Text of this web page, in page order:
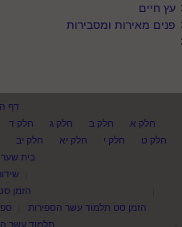
עץ חיים
פנים מאירות ומסבירות
דף
חלק א
חלק ב חלק ג חלק ד
חלק ט
חלק י חלק יא חלק יב
בית שער
הזמן
הזמן סט תלמוד עשר הספירות
תלמוד עשר